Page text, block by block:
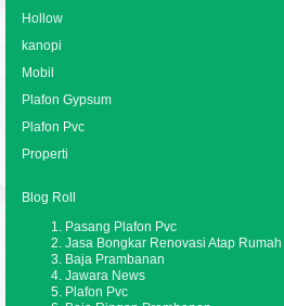
Hollow
kanopi
Mobil
Plafon Gypsum
Plafon Pvc
Properti
Blog Roll
Pasang Plafon Pvc
Jasa Bongkar Renovasi Atap Rumah
Baja Prambanan
Jawara News
Plafon Pvc